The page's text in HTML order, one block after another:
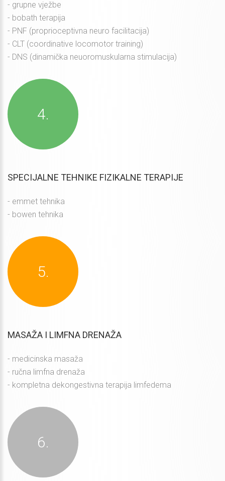
- grupne vježbe
- bobath terapija
- PNF (proprioceptivna neuro facilitacija)
- CLT (coordinative locomotor training)
- DNS (dinamička neuoromuskularna stimulacija)
SPECIJALNE TEHNIKE FIZIKALNE TERAPIJE
- emmet tehnika
- bowen tehnika
MASAŽA I LIMFNA DRENAŽA
- medicinska masaža
- ručna limfna drenaža
- kompletna dekongestivna terapija limfedema